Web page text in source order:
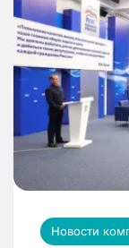
Новости